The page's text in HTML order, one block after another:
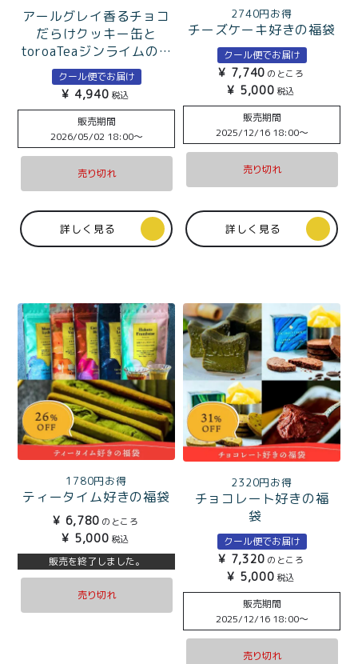
アールグレイ香るチョコ
だらけクッキー缶と
toroaTeaジンライムのテ
ィータイムセット
クール便でお届け
¥ 4,940 税込
販売期間
2026/05/02 18:00〜
売り切れ
詳しく見る
2740円お得
チーズケーキ好きの福袋
クール便でお届け
¥ 7,740 のところ
¥ 5,000 税込
販売期間
2025/12/16 18:00〜
売り切れ
詳しく見る
1780円お得
ティータイム好きの福袋
¥ 6,780 のところ
¥ 5,000 税込
販売を終了しました。
売り切れ
2320円お得
チョコレート好きの福
袋
クール便でお届け
¥ 7,320 のところ
¥ 5,000 税込
販売期間
2025/12/16 18:00〜
売り切れ